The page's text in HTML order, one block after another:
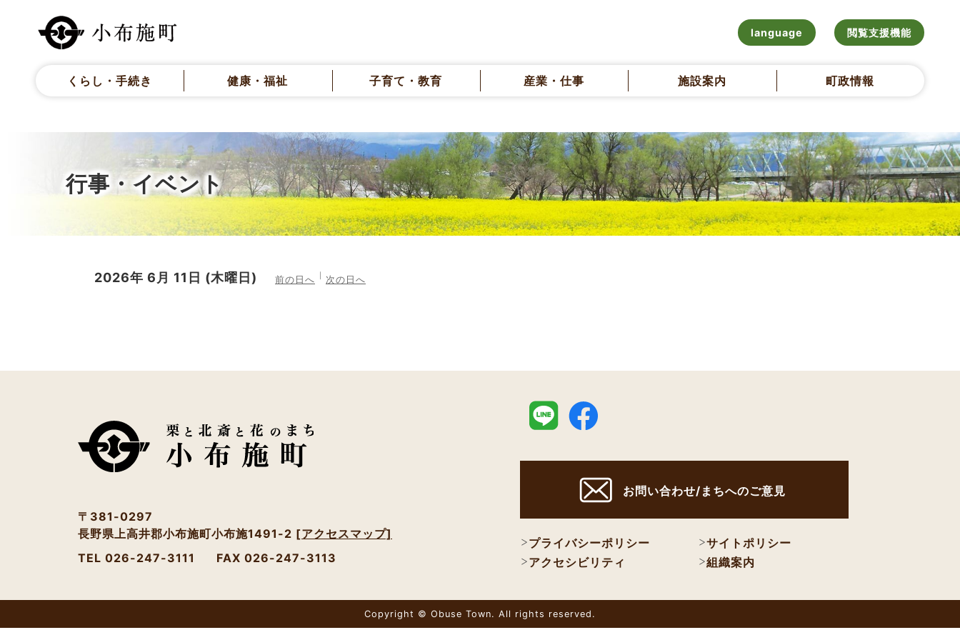
language 閲覧支援機能
くらし・手続き 健康・福祉 子育て・教育 産業・仕事 施設案内 町政情報
行事・イベント
2026年 6月 11日 (木曜日) 前の日へ 次の日へ
〒381-0297
長野県上高井郡小布施町小布施1491-2 [アクセスマップ]
TEL 026-247-3111
FAX 026-247-3113
お問い合わせ/まちへのご意見
プライバシーポリシー
サイトポリシー
アクセシビリティ
組織案内
Copyright © Obuse Town. All rights reserved.